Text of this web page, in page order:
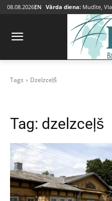
08.08.2026EN Vārda diena: Mudīte,
Tags Dzelzceļš
Tag: dzelzceļš